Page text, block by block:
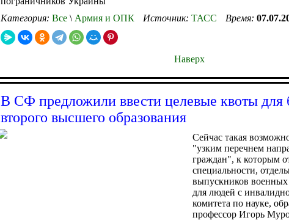
Категория: Все \ Армия и ОПК Источник: ТАСС Время:
Наверх
В СФ предложили ввести целевые квоты для
второго высшего образования
Сейчас такая
"узким перечнем
граждан", к которым
специальности,
выпускников военных
для людей с
комитета по науке,
профессор Игорь